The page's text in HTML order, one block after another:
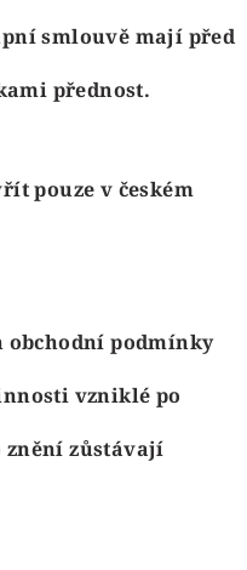
smlouvě mají před
přednost.
pouze v českém
obchodní podmínky
vzniklé po
znění zůstávají